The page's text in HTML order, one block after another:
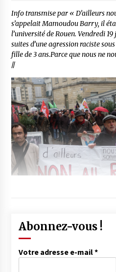
Info transmise par « D’ailleurs
s’appelait Mamoudou Barry, il
l’université de Rouen. Vendredi
suites d’une agression raciste
fille de 3 ans.Parce que nous ne
//
Abonnez-vous !
Votre adresse e-mail*